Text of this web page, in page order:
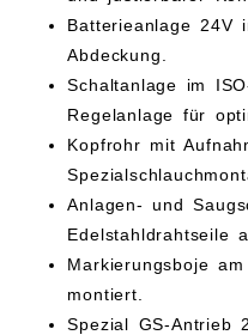
Batterieanlage 24V
Abdeckung.
Schaltanlage im
Regelanlage für
Kopfrohr mit
Anlagen- und
Edelstahldrahtseile
Markierungsboje
montiert.
Spezial GS-Antrieb